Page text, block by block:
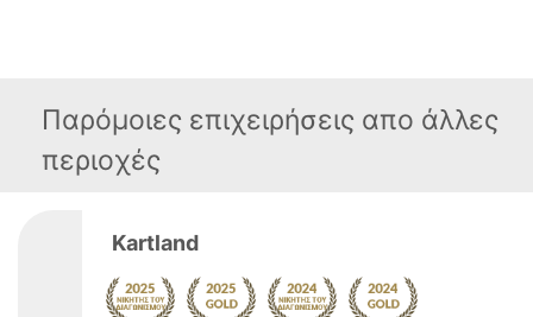
Παρόμοιες επιχειρήσεις απο άλλες
περιοχές
Kartland